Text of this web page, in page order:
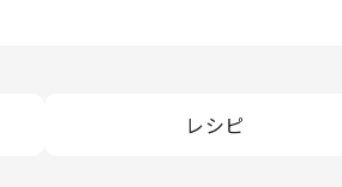
レシピ